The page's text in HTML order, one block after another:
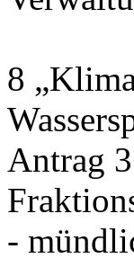
8
Antrag
-